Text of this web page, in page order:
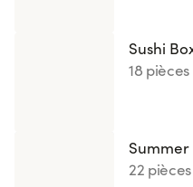
Sushi
18 pièces
Summer
22 pièces